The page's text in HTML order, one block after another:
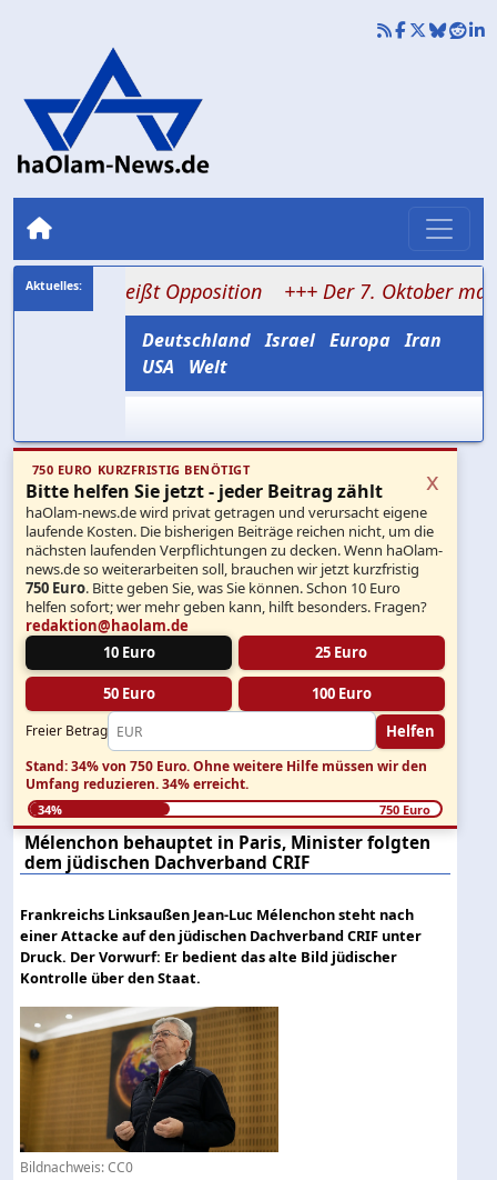
heißt Opposition +++ Der 7. Oktober machte aus
Deutschland Israel Europa Iran
USA
Welt
750 EURO KURZFRISTIG BENÖTIGT
Bitte helfen Sie jetzt - jeder Beitrag zählt
haOlam-news.de wird privat getragen und verursacht eigene
laufende Kosten. Die bisherigen Beiträge reichen nicht, um die
nächsten laufenden Verpflichtungen zu decken. Wenn haOlam-
news.de so weiterarbeiten soll, brauchen wir jetzt kurzfristig
750 Euro. Bitte geben Sie, was Sie können. Schon 10 Euro
helfen sofort; wer mehr geben kann, hilft besonders. Fragen?
redaktion@haolam.de
10 Euro
25 Euro
50 Euro 100 Euro
Freier Betrag Helfen
x
Stand: 34% von 750 Euro.Ohne weitere Hilfe müssen wir den
Umfang reduzieren.34% erreicht.
34% 750 Euro
Mélenchon behauptet in Paris, Minister folgten
dem jüdischen Dachverband CRIF
Frankreichs Linksaußen Jean-Luc Mélenchon steht nach
einer Attacke auf den jüdischen Dachverband CRIF unter
Druck. Der Vorwurf: Er bedient das alte Bild jüdischer
Kontrolle über den Staat.
Bildnachweis: CC0